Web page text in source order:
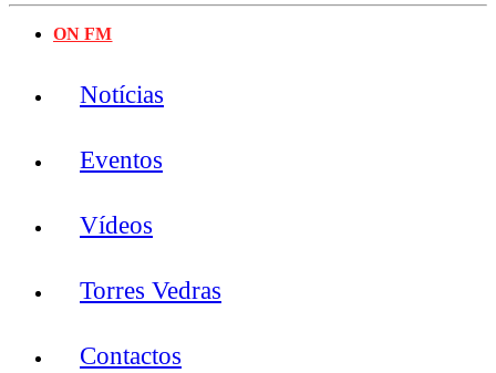
ON FM
Notícias
Eventos
Vídeos
Torres Vedras
Contactos